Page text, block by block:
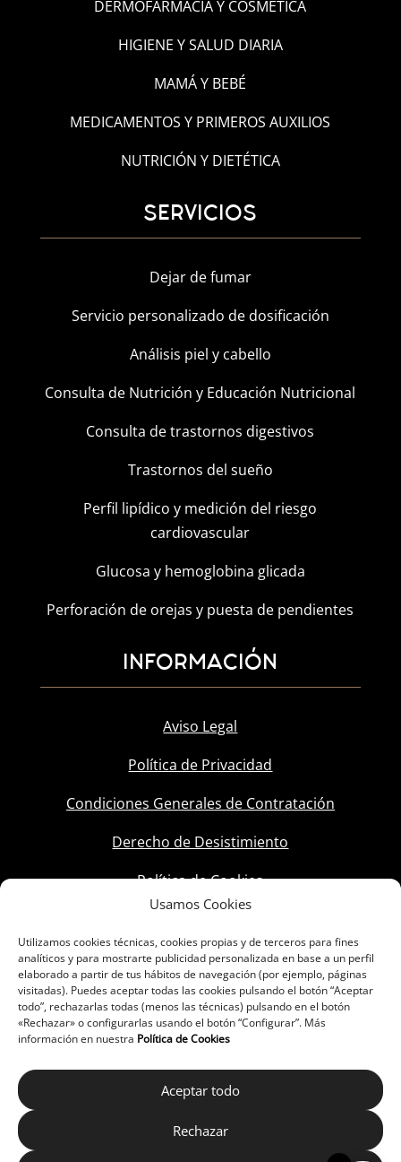
Usamos Cookies
Utilizamos cookies técnicas, cookies propias y de terceros para fines
analíticos y para mostrarte publicidad personalizada en base a un perfil
elaborado a partir de tus hábitos de navegación (por ejemplo, páginas
visitadas). Puedes aceptar todas las cookies pulsando el botón “Aceptar
todo”, rechazarlas todas (menos las técnicas) pulsando en el botón
«Rechazar» o configurarlas usando el botón “Configurar”. Más
información en nuestra Política de Cookies
Aceptar todo
Rechazar
DERMOFARMACIA Y COSMÉTICA
HIGIENE Y SALUD DIARIA
MAMÁ Y BEBÉ
MEDICAMENTOS Y PRIMEROS AUXILIOS
NUTRICIÓN Y DIETÉTICA
SERVICIOS
Dejar de fumar
Servicio personalizado de dosificación
Análisis piel y cabello
Consulta de Nutrición y Educación Nutricional
Consulta de trastornos digestivos
Trastornos del sueño
Perfil lipídico y medición del riesgo
cardiovascular
Glucosa y hemoglobina glicada
Perforación de orejas y puesta de pendientes
INFORMACIÓN
Aviso Legal
Política de Privacidad
Condiciones Generales de Contratación
Derecho de Desistimiento
Política de Cookies